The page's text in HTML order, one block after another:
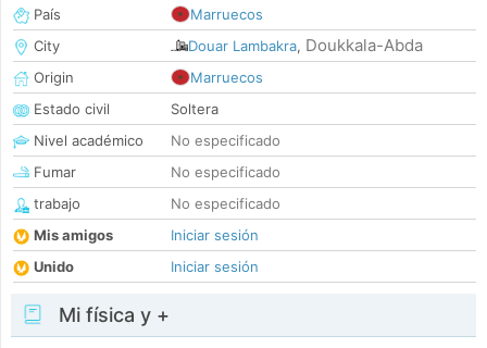
País
Marruecos
City
Douar Lambakra, Doukkala-Abda
Origin
Marruecos
Estado civil
Soltera
Nivel académico
No especificado
Fumar
No especificado
trabajo
No especificado
Mis amigos
Iniciar sesión
Unido
Iniciar sesión
Mi física y +